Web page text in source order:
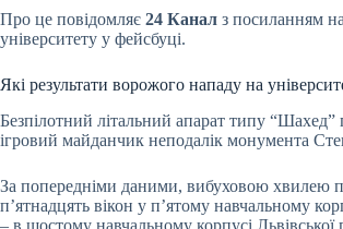
Про це повідомляє 24 Канал з посиланням
університету у фейсбуці.
Які результати ворожого нападу на
Безпілотний літальний апарат типу “Шахед”
ігровий майданчик неподалік монумента
За попередніми даними, вибуховою хвилею
п’ятнадцять вікон у п’ятому навчальному
– в шостому навчальному корпусі Львівської